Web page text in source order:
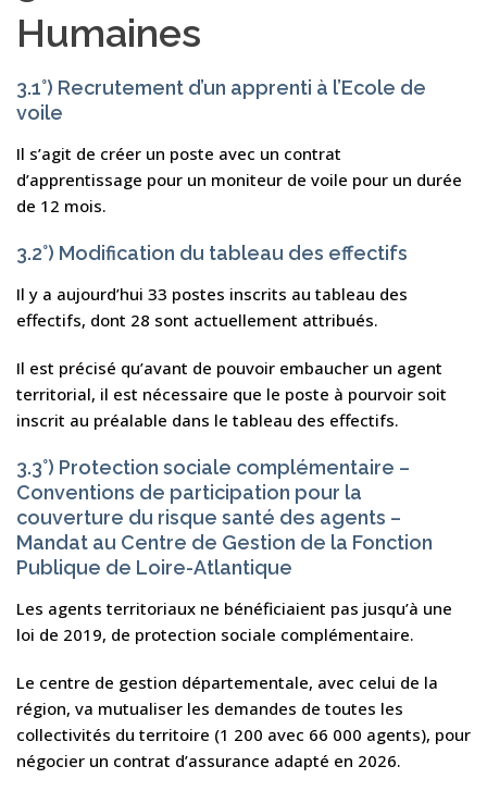
Humaines
3.1°) Recrutement d’un apprenti à l’Ecole de
voile
Il s’agit de créer un poste avec un contrat
d’apprentissage pour un moniteur de voile pour un durée
de 12 mois.
3.2°) Modification du tableau des effectifs
Il y a aujourd’hui 33 postes inscrits au tableau des
effectifs, dont 28 sont actuellement attribués.
Il est précisé qu’avant de pouvoir embaucher un agent
territorial, il est nécessaire que le poste à pourvoir soit
inscrit au préalable dans le tableau des effectifs.
3.3°) Protection sociale complémentaire –
Conventions de participation pour la
couverture du risque santé des agents –
Mandat au Centre de Gestion de la Fonction
Publique de Loire-Atlantique
Les agents territoriaux ne bénéficiaient pas jusqu’à une
loi de 2019, de protection sociale complémentaire.
Le centre de gestion départementale, avec celui de la
région, va mutualiser les demandes de toutes les
collectivités du territoire (1 200 avec 66 000 agents), pour
négocier un contrat d’assurance adapté en 2026.